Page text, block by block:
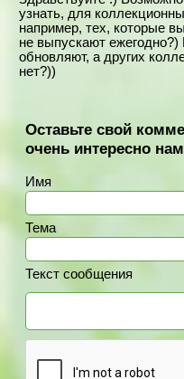
узнать, для
например, тех, которые
не выпускают
обновляют, а других
нет?))
Оставьте свой
очень интересно
Имя
Тема
Текст сообщения